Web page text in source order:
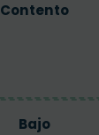
Contento
Bajo